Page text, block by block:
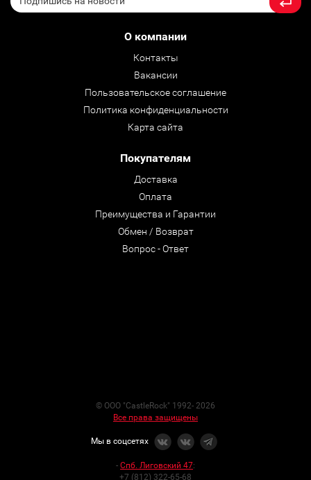
О компании
Контакты
Вакансии
Пользовательское соглашение
Политика конфиденциальности
Карта сайта
Покупателям
Доставка
Оплата
Преимущества и Гарантии
Обмен / Возврат
Вопрос - Ответ
© ООО "CastleRock" 1992- 2026
Все права защищены
Мы в соцсетях
- Спб. Лиговский 47:
+7 (812) 322-65-68